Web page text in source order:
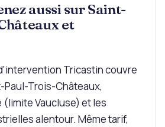
aussi sur Saint-
et
Tricastin couvre
Trois-Châteaux,
(limite Vaucluse) et les
alentour. Même tarif,